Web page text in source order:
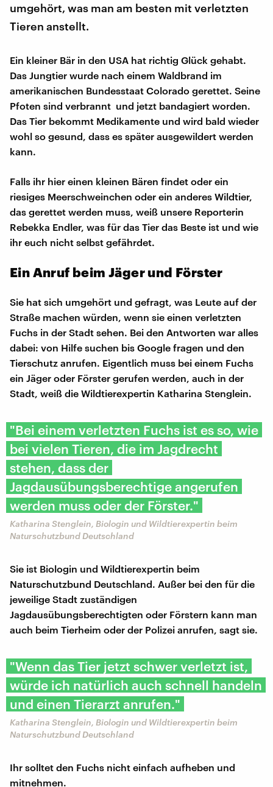
umgehört, was man am besten mit verletzten
Tieren anstellt.
Ein kleiner Bär in den USA hat richtig Glück gehabt.
Das Jungtier wurde nach einem Waldbrand im
amerikanischen Bundesstaat Colorado gerettet. Seine
Pfoten sind verbrannt und jetzt bandagiert worden.
Das Tier bekommt Medikamente und wird bald wieder
wohl so gesund, dass es später ausgewildert werden
kann.
Falls ihr hier einen kleinen Bären findet oder ein
riesiges Meerschweinchen oder ein anderes Wildtier,
das gerettet werden muss, weiß unsere Reporterin
Rebekka Endler, was für das Tier das Beste ist und wie
ihr euch nicht selbst gefährdet.
Ein Anruf beim Jäger und Förster
Sie hat sich umgehört und gefragt, was Leute auf der
Straße machen würden, wenn sie einen verletzten
Fuchs in der Stadt sehen. Bei den Antworten war alles
dabei: von Hilfe suchen bis Google fragen und den
Tierschutz anrufen. Eigentlich muss bei einem Fuchs
ein Jäger oder Förster gerufen werden, auch in der
Stadt, weiß die Wildtierexpertin Katharina Stenglein.
"Bei einem verletzten Fuchs ist es so, wie
bei vielen Tieren, die im Jagdrecht
stehen, dass der
Jagdausübungsberechtige angerufen
werden muss oder der Förster."
Katharina Stenglein, Biologin und Wildtierexpertin beim
Naturschutzbund Deutschland
Sie ist Biologin und Wildtierexpertin beim
Naturschutzbund Deutschland. Außer bei den für die
jeweilige Stadt zuständigen
Jagdausübungsberechtigten oder Förstern kann man
auch beim Tierheim oder der Polizei anrufen, sagt sie.
"Wenn das Tier jetzt schwer verletzt ist,
würde ich natürlich auch schnell handeln
und einen Tierarzt anrufen."
Katharina Stenglein, Biologin und Wildtierexpertin beim
Naturschutzbund Deutschland
Ihr solltet den Fuchs nicht einfach aufheben und
mitnehmen.